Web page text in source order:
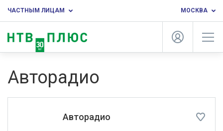
ЧАСТНЫМ ЛИЦАМ МОСКВА
Авторадио
Авторадио